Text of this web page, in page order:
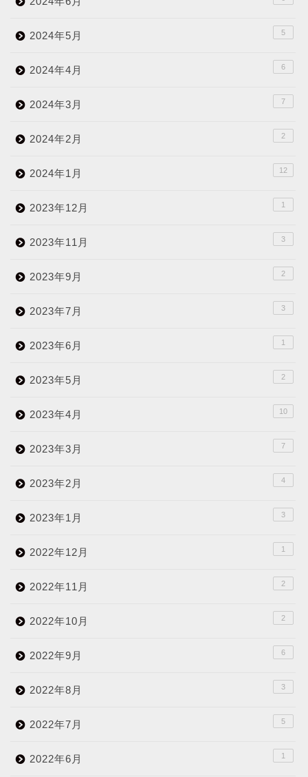
2024年5月 5
2024年4月 6
2024年3月 7
2024年2月 2
2024年1月 12
2023年12月 1
2023年11月 3
2023年9月 2
2023年7月 3
2023年6月 1
2023年5月 2
2023年4月 10
2023年3月 7
2023年2月 4
2023年1月 3
2022年12月 1
2022年11月 2
2022年10月 2
2022年9月 6
2022年8月 3
2022年7月 5
2022年6月 1